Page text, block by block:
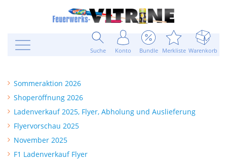
Suche Konto Bundle Merkliste Warenkorb
Sommeraktion 2026
Shoperöffnung 2026
Ladenverkauf 2025, Flyer, Abholung und Auslieferung
Flyervorschau 2025
November 2025
F1 Ladenverkauf Flyer